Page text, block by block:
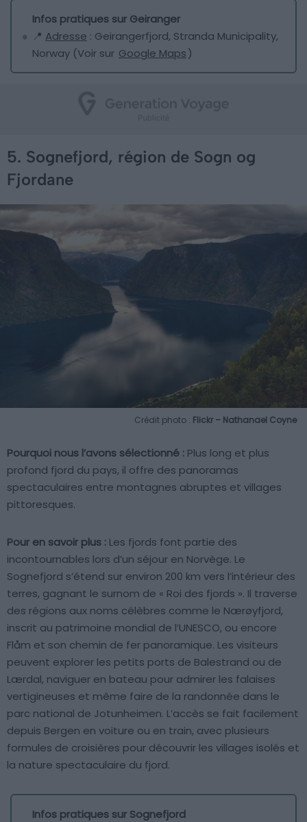
Infos pratiques sur Geiranger
📍 Adresse : Geirangerfjord, Stranda Municipality,
Norway (Voir sur Google Maps)
5. Sognefjord, région de Sogn og
Fjordane
Crédit photo : Flickr – Nathanael Coyne
Pourquoi nous l’avons sélectionné : Plus long et plus
profond fjord du pays, il offre des panoramas
spectaculaires entre montagnes abruptes et villages
pittoresques.
Pour en savoir plus : Les fjords font partie des
incontournables lors d’un séjour en Norvège. Le
Sognefjord s’étend sur environ 200 km vers l’intérieur des
terres, gagnant le surnom de « Roi des fjords ». Il traverse
des régions aux noms célèbres comme le Nærøyfjord,
inscrit au patrimoine mondial de l’UNESCO, ou encore
Flåm et son chemin de fer panoramique. Les visiteurs
peuvent explorer les petits ports de Balestrand ou de
Lærdal, naviguer en bateau pour admirer les falaises
vertigineuses et même faire de la randonnée dans le
parc national de Jotunheimen. L’accès se fait facilement
depuis Bergen en voiture ou en train, avec plusieurs
formules de croisières pour découvrir les villages isolés et
la nature spectaculaire du fjord.
Infos pratiques sur Sognefjord